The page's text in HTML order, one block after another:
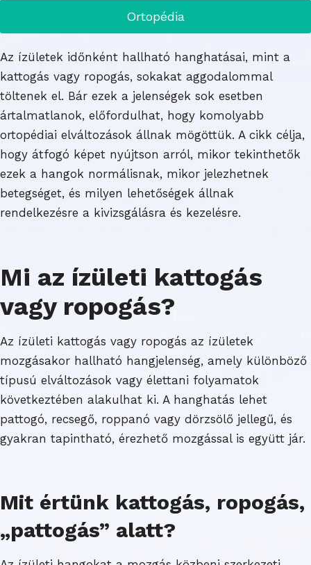
Ortopédia
Az ízületek időnként hallható hanghatásai, mint a
kattogás vagy ropogás, sokakat aggodalommal
töltenek el. Bár ezek a jelenségek sok esetben
ártalmatlanok, előfordulhat, hogy komolyabb
ortopédiai elváltozások állnak mögöttük. A cikk célja,
hogy átfogó képet nyújtson arról, mikor tekinthetők
ezek a hangok normálisnak, mikor jelezhetnek
betegséget, és milyen lehetőségek állnak
rendelkezésre a kivizsgálásra és kezelésre.
Mi az ízületi kattogás
vagy ropogás?
Az ízületi kattogás vagy ropogás az ízületek
mozgásakor hallható hangjelenség, amely különböző
típusú elváltozások vagy élettani folyamatok
következtében alakulhat ki. A hanghatás lehet
pattogó, recsegő, roppanó vagy dörzsölő jellegű, és
gyakran tapintható, érezhető mozgással is együtt jár.
Mit értünk kattogás, ropogás,
„pattogás” alatt?